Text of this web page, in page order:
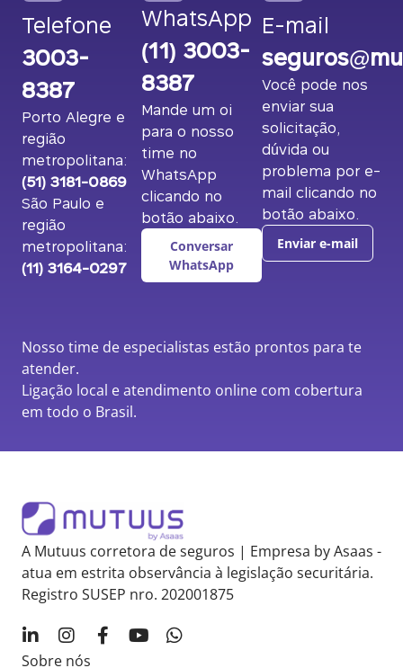
Telefone
3003-
8387
Porto Alegre e
região
metropolitana:
(51) 3181-0869
São Paulo e
região
metropolitana:
(11) 3164-0297
WhatsApp
(11) 3003-
8387
Mande um oi
para o nosso
time no
WhatsApp
clicando no
botão abaixo.
Conversar
WhatsApp
E-mail
Você pode nos
enviar sua
solicitação,
dúvida ou
problema por e-
mail clicando no
botão abaixo.
Enviar e-mail
Nosso time de especialistas estão prontos para te
atender.
Ligação local e atendimento online com cobertura
em todo o Brasil.
A Mutuus corretora de seguros | Empresa by Asaas -
atua em estrita observância à legislação securitária.
Registro SUSEP nro. 202001875
Sobre nós